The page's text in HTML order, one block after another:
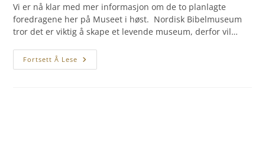
Vi er nå klar med mer informasjon om de to planlagte
foredragene her på Museet i høst. Nordisk Bibelmuseum
tror det er viktig å skape et levende museum, derfor vil…
Fortsett Å Lese